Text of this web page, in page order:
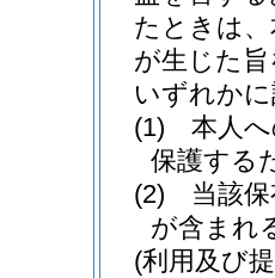
たときは
が生じた
いずれか
(1)
本人
保護する
(2)
当該
が含まれ
(利用及び